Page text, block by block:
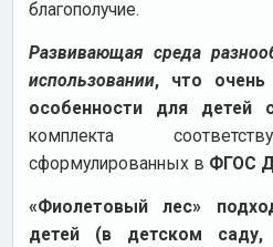
благополучие.
Развивающая среда
использовании, что
особенности для детей
комплекта
сформулированных в ФГОС
«Фиолетовый лес»
детей (в детском саду,